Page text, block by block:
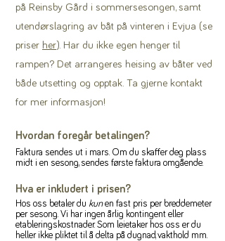
på Reinsby Gård i sommersesongen, samt
utendørslagring av båt på vinteren i Evjua (se
priser her). Har du ikke egen henger til
rampen? Det arrangeres heising av båter ved
både utsetting og opptak. Ta gjerne kontakt
for mer informasjon!
Hvordan foregår betalingen?
Faktura sendes ut i mars. Om du skaffer deg plass
midt i en sesong, sendes første faktura omgående.
Hva er inkludert i prisen?
Hos oss betaler du kunen fast pris per breddemeter
per sesong. Vi har ingen årlig kontingent eller
etableringskostnader. Som leietaker hos oss er du
heller ikke pliktet til å delta på dugnad, vakthold mm.